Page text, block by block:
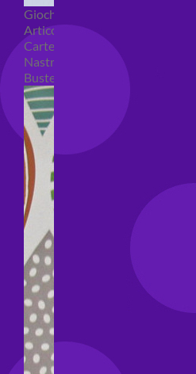
Giochi pirici
Articoli per confezioni regalo
Carte regalo
Nastri e coccarde
Buste regalo